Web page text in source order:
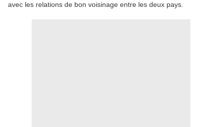
avec les relations de bon voisinage entre les deux pays.